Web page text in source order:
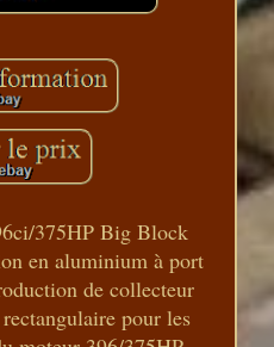
375HP Big Block
en aluminium à port
de collecteur
pour les